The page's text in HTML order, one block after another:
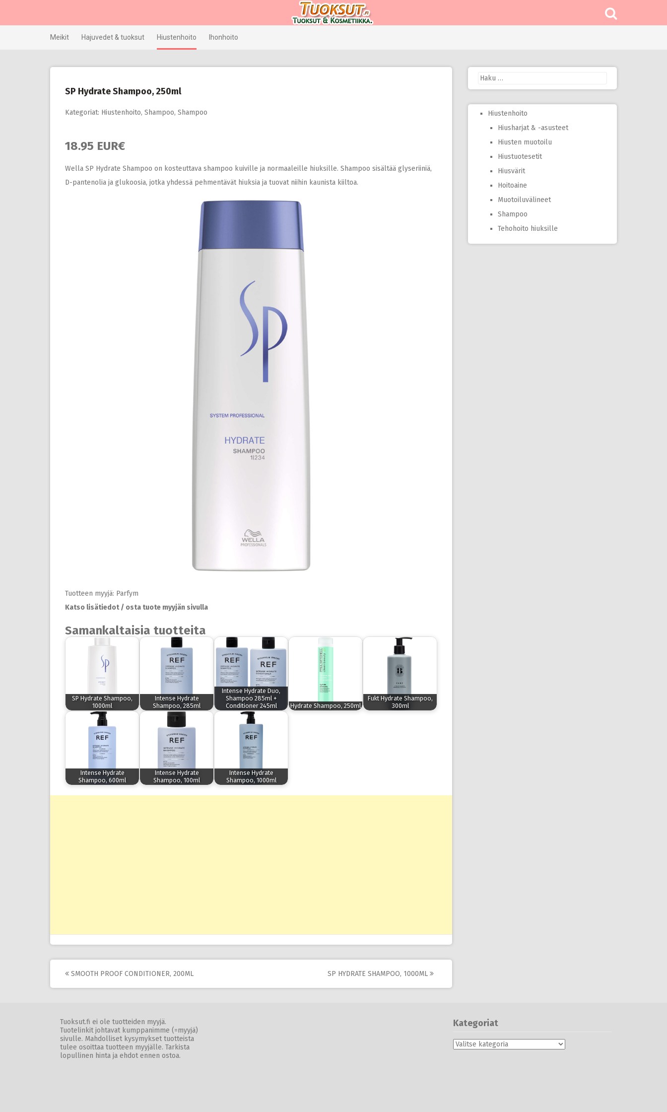
Meikit Hajuvedet & tuoksut Hiustenhoito Ihonhoito
SP Hydrate Shampoo, 250ml
Kategoriat: Hiustenhoito, Shampoo, Shampoo
18.95 EUR€
Wella SP Hydrate Shampoo on kosteuttava shampoo kuiville ja normaaleille hiuksille. Shampoo sisältää glyseriiniä,
D-pantenolia ja glukoosia, jotka yhdessä pehmentävät hiuksia ja tuovat niihin kaunista kiiltoa.
Tuotteen myyjä: Parfym
Katso lisätiedot / osta tuote myyjän sivulla
Samankaltaisia tuotteita
SP Hydrate Shampoo,
1000ml
Intense Hydrate
Shampoo, 285ml
Intense Hydrate Duo,
Shampoo 285ml +
Conditioner 245ml
Hydrate Shampoo, 250ml
Fukt Hydrate Shampoo,
300ml
Intense Hydrate
Shampoo, 600ml
Intense Hydrate
Shampoo, 100ml
Intense Hydrate
Shampoo, 1000ml
Post
navigation
SMOOTH PROOF CONDITIONER, 200ML SP HYDRATE SHAMPOO, 1000ML
Haku:
Hiustenhoito
Hiusharjat & -asusteet
Hiusten muotoilu
Hiustuotesetit
Hiusvärit
Hoitoaine
Muotoiluvälineet
Shampoo
Tehohoito hiuksille
Tuoksut.fi ei ole tuotteiden myyjä.
Tuotelinkit johtavat kumppanimme (=myyjä)
sivulle. Mahdolliset kysymykset tuotteista
tulee osoittaa tuotteen myyjälle. Tarkista
lopullinen hinta ja ehdot ennen ostoa.
Kategoriat
Kategoriat